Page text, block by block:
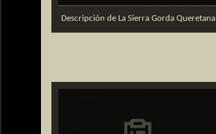
Descripción de La Sierra Gorda Queretana